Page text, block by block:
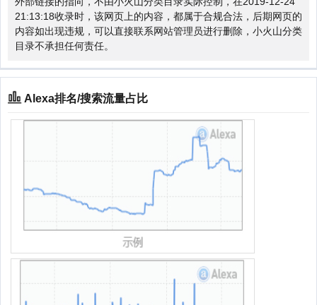
21:13:18收录时，该网页上的内容，都属于合规合法，后期网页的
内容如出现违规，可以直接联系网站管理员进行删除，小火山分类
目录不承担任何责任。
Alexa排名/搜索流量占比